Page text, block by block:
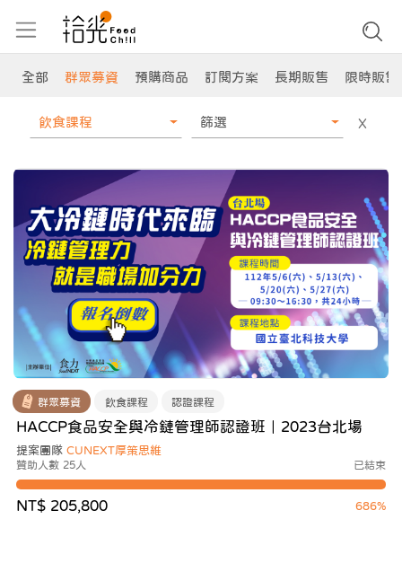
全部 群眾募資 預購商品 訂閱方案 長期販售 限時販售
飲食課程 篩選 X
群眾募資 飲食課程 認證課程
HACCP食品安全與冷鏈管理師認證班｜2023台北場
提案團隊 CUNEXT厚策思維
贊助人數 25人 已結束
686%
NT$ 205,800